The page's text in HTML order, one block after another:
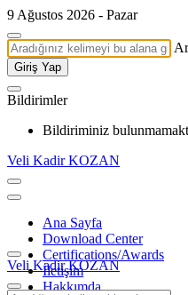
9 Ağustos 2026 - Pazar
Giriş Yap
Bildirimler
Bildiriminiz
Veli Kadir KOZAN
Ana Sayfa
Download Center
Certifications/Awards
İletişim
Hakkımda
Veli Kadir KOZAN